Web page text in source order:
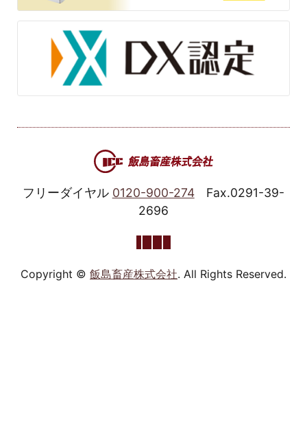
フリーダイヤル 0120-900-274
Fax.0291-39-
2696
Copyright © 飯島畜産株式会社. All Rights Reserved.